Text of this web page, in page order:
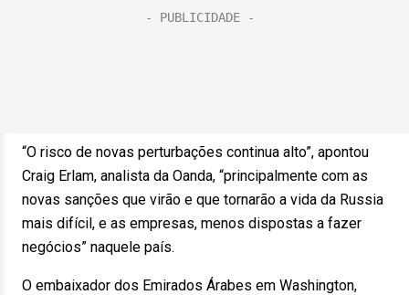
“O risco de novas perturbações continua alto”, apontou
Craig Erlam, analista da Oanda, “principalmente com as
novas sanções que virão e que tornarão a vida da Russia
mais difícil, e as empresas, menos dispostas a fazer
negócios” naquele país.
O embaixador dos Emirados Árabes em Washington,